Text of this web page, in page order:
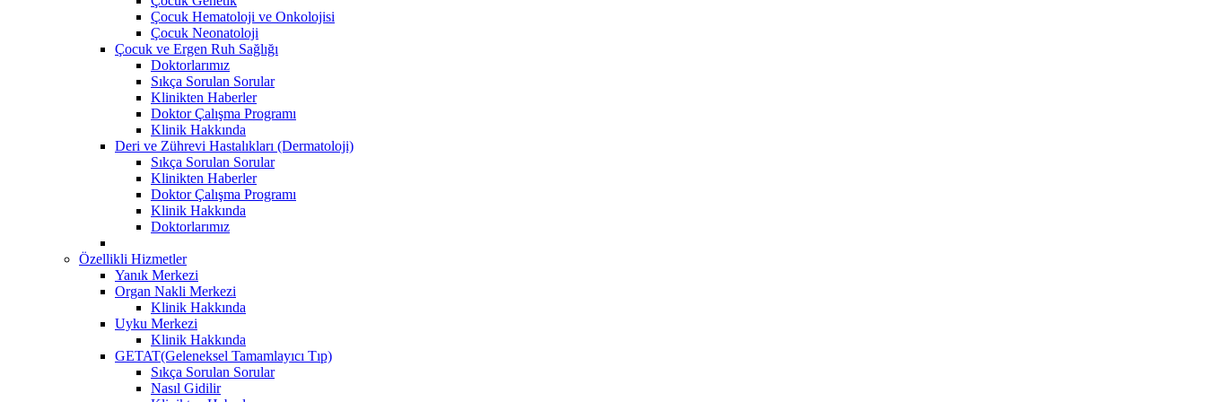
Çocuk Hematoloji ve Onkolojisi
Çocuk Neonatoloji
Çocuk ve Ergen Ruh Sağlığı
Doktorlarımız
Sıkça Sorulan Sorular
Klinikten Haberler
Doktor Çalışma Programı
Klinik Hakkında
Deri ve Zührevi Hastalıkları (Dermatoloji)
Sıkça Sorulan Sorular
Klinikten Haberler
Doktor Çalışma Programı
Klinik Hakkında
Doktorlarımız
Özellikli Hizmetler
Yanık Merkezi
Organ Nakli Merkezi
Klinik Hakkında
Uyku Merkezi
Klinik Hakkında
GETAT(Geleneksel Tamamlayıcı Tıp)
Sıkça Sorulan Sorular
Nasıl Gidilir